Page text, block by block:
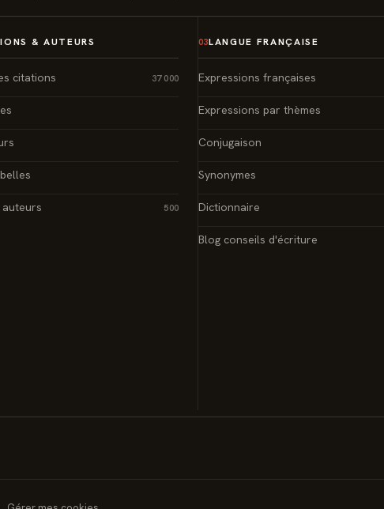
& AUTEURS
citations 37 000
500
03LANGUE FRANÇAISE
Expressions françaises
Expressions par thèmes
Conjugaison
Synonymes
Dictionnaire
Blog conseils d'écriture